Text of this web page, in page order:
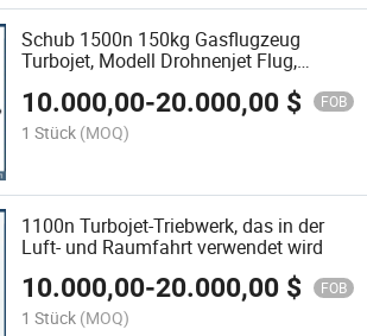
Schub 1500n 150kg Gasflugzeug
Turbojet, Modell Drohnenjet Flug,
10.000,00-20.000,00 $ FOB
1 Stück (MOQ)
1100n Turbojet-Triebwerk, das in der
Luft- und Raumfahrt verwendet wird
10.000,00-20.000,00 $ FOB
1 Stück (MOQ)